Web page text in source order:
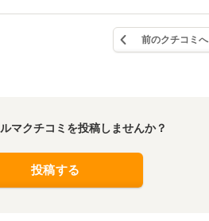
前のクチコミへ
マクチコミを投稿しませんか？
投稿する